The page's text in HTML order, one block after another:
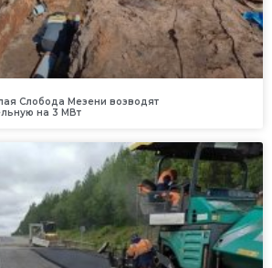
Слобода Мезени возводят
на 3 МВт